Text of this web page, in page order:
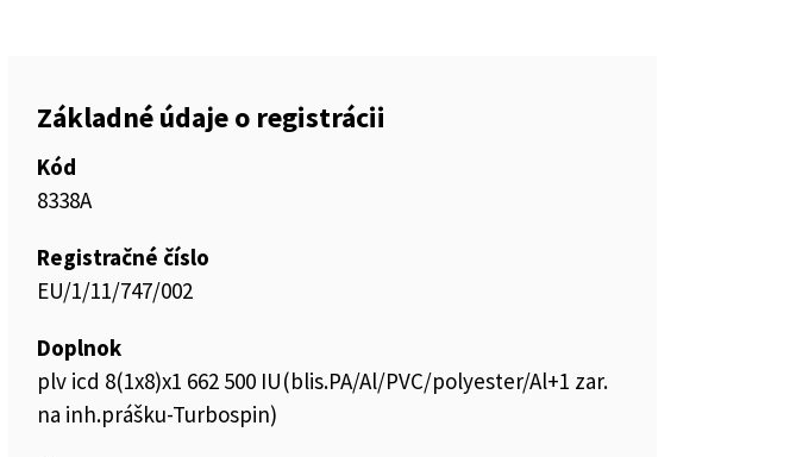
Základné údaje o registrácii
Kód
8338A
Registračné číslo
EU/1/11/747/002
Doplnok
plv icd 8(1x8)x1 662 500 IU(blis.PA/Al/PVC/polyester/Al+1 zar.
na inh.prášku-Turbospin)